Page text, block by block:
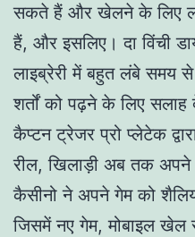
सकते हैं और खेलने के लिए
हैं, और इसलिए। दा विंची
लाइब्रेरी में बहुत लंबे समय
शर्तों को पढ़ने के लिए सलाह
कैप्टन ट्रेजर प्रो प्लेटेक
रील, खिलाड़ी अब तक
कैसीनो ने अपने गेम को
जिसमें नए गेम, मोबाइल